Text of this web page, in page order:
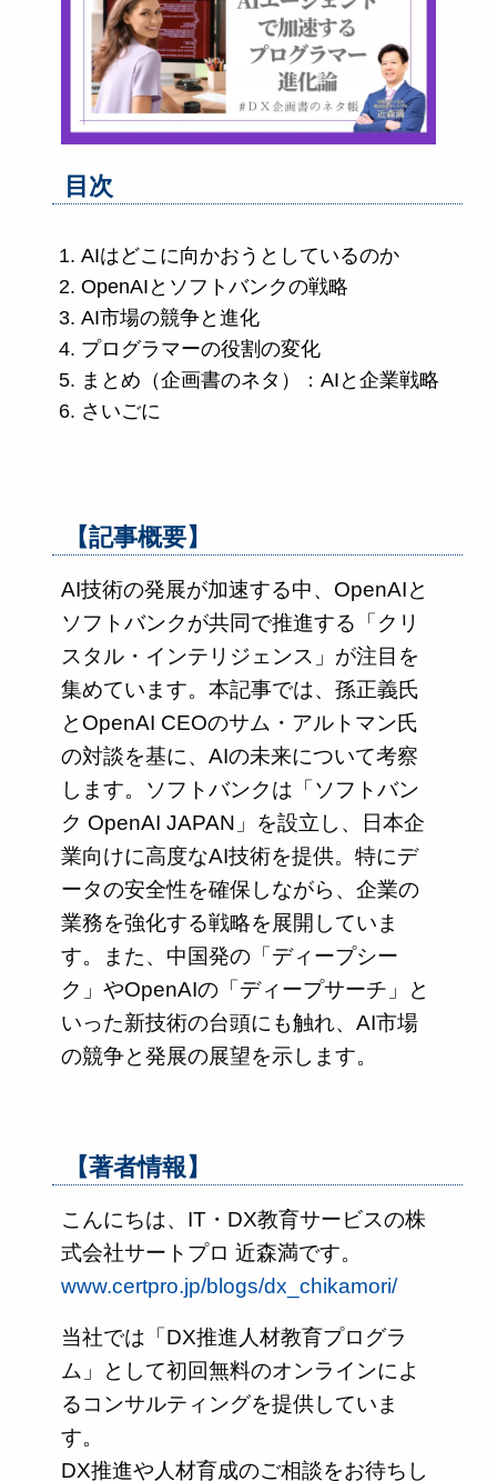
目次
AIはどこに向かおうとしているのか
OpenAIとソフトバンクの戦略
AI市場の競争と進化
プログラマーの役割の変化
まとめ（企画書のネタ）：AIと企業戦略
さいごに
【記事概要】
AI技術の発展が加速する中、OpenAIと
ソフトバンクが共同で推進する「クリ
スタル・インテリジェンス」が注目を
集めています。本記事では、孫正義氏
とOpenAI CEOのサム・アルトマン氏
の対談を基に、AIの未来について考察
します。ソフトバンクは「ソフトバン
ク OpenAI JAPAN」を設立し、日本企
業向けに高度なAI技術を提供。特にデ
ータの安全性を確保しながら、企業の
業務を強化する戦略を展開していま
す。また、中国発の「ディープシー
ク」やOpenAIの「ディープサーチ」と
いった新技術の台頭にも触れ、AI市場
の競争と発展の展望を示します。
【著者情報】
こんにちは、IT・DX教育サービスの株
式会社サートプロ 近森満です。
www.certpro.jp/blogs/dx_chikamori/
当社では「DX推進人材教育プログラ
ム」として初回無料のオンラインによ
るコンサルティングを提供していま
す。
DX推進や人材育成のご相談をお待ちし